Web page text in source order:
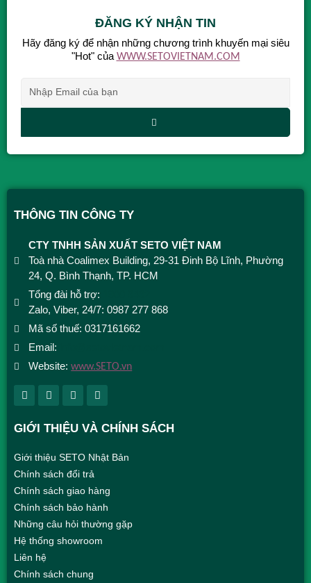
ĐĂNG KÝ NHẬN TIN
Hãy đăng ký để nhận những chương trình khuyến mại siêu
"Hot" của WWW.SETOVIETNAM.COM
THÔNG TIN CÔNG TY
CTY TNHH SẢN XUẤT SETO VIỆT NAM
Toà nhà Coalimex Building, 29-31 Đinh Bộ Lĩnh, Phường
24, Q. Bình Thạnh, TP. HCM
Tổng đài hỗ trợ:
Zalo, Viber, 24/7: 0987 277 868
Mã số thuế: 0317161662
Email:
Website:www.SETO.vn
GIỚI THIỆU VÀ CHÍNH SÁCH
Giới thiệu SETO Nhật Bản
Chính sách đổi trả
Chính sách giao hàng
Chính sách bảo hành
Những câu hỏi thường gặp
Hệ thống showroom
Liên hệ
Chính sách chung